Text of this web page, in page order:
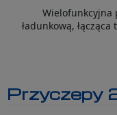
Wielofunkcyjna
ładunkową,
Przyczepy